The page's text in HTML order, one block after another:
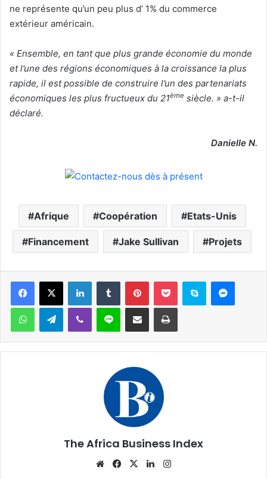
ne représente qu’un peu plus d’ 1% du commerce
extérieur américain.
« Ensemble, en tant que plus grande économie du monde
et l’une des régions économiques à la croissance la plus
rapide, il est possible de construire l’un des partenariats
économiques les plus fructueux du 21ème siècle. » a-t-il
déclaré.
Danielle N.
Afrique Coopération Etats-Unis
Financement Jake Sullivan Projets
Facebook
X LinkedinTumblr PinterestPocket Skype
WhatsAppTelegramViber Ligne Partager par email Imprimer
The Africa Business Index
WebsiteFacebook
X Linkedin